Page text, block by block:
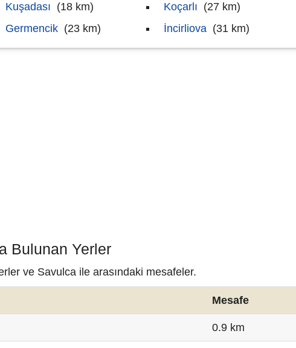
Kuşadası (18 km)
Germencik (23 km)
Koçarlı (27 km)
İncirliova (31 km)
Bulunan Yerler
ve Savulca ile arasındaki mesafeler.
Mesafe
0.9 km